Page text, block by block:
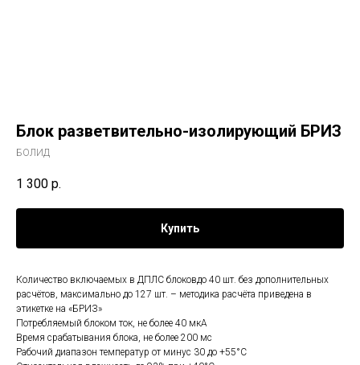
Блок разветвительно-изолирующий БРИЗ
БОЛИД
1 300 р.
Купить
Количество включаемых в ДПЛС блоковдо 40 шт. без дополнительных
расчётов, максимально до 127 шт. – методика расчёта приведена в
этикетке на «БРИЗ»
Потребляемый блоком ток, не более 40 мкА
Время срабатывания блока, не более 200 мс
Рабочий диапазон температур от минус 30 до +55°C